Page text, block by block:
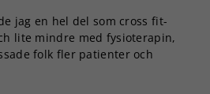
jag en hel del som cross fit-
lite mindre med fysioterapin,
folk fler patienter och